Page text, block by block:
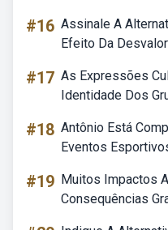
#16 Assinale A
Efeito Da
#17 As Expressões
Identidade Dos
#18 Antônio Está
Eventos
#19 Muitos Impactos
Consequências